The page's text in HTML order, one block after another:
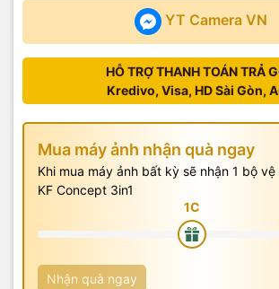
YT Camera VN
HỖ TRỢ THANH TOÁN TRẢ
Kredivo, Visa, HD Sài Gòn,
Mua máy ảnh nhận quà ngay
Khi mua máy ảnh bất kỳ sẽ nhận 1 bộ
KF Concept 3in1
Nhận quà ngay